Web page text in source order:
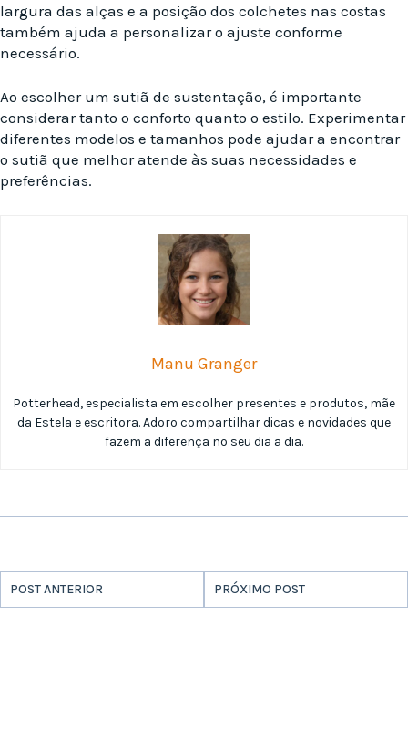
largura das alças e a posição dos colchetes nas costas
também ajuda a personalizar o ajuste conforme
necessário.
Ao escolher um sutiã de sustentação, é importante
considerar tanto o conforto quanto o estilo. Experimentar
diferentes modelos e tamanhos pode ajudar a encontrar
o sutiã que melhor atende às suas necessidades e
preferências.
Manu Granger
Potterhead, especialista em escolher presentes e produtos, mãe
da Estela e escritora. Adoro compartilhar dicas e novidades que
fazem a diferença no seu dia a dia.
POST ANTERIOR PRÓXIMO POST